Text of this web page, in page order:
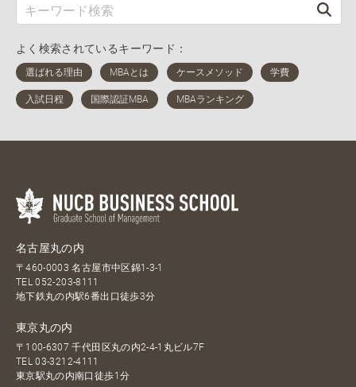
よく検索されているキーワード：
名古屋丸の内
〒460-0003 名古屋市中区錦1-3-1
TEL052-203-8111
地下鉄丸の内駅6番出口徒歩3分
東京丸の内
〒100-6307 千代田区丸の内2-4-1丸ビル7F
TEL03-3212-4111
東京駅丸の内南口徒歩1分